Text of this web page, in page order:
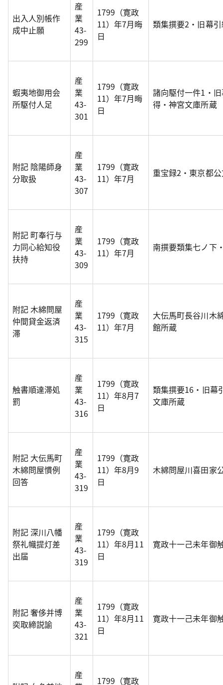
出入人別帳作
成中止願
産
業
43-
299
1799（寛政
11）年7月晦
日
類集撰要2・旧幕
蝦夷地御用会
所駆付人足
産
業
43-
301
1799（寛政
11）年7月晦
日
諸向駆付一件1・
得・神宮文庫所蔵
附記 陰陽師身
分取扱
産
業
43-
307
1799（寛政
11）年7月
重宝録2・東京都
附記 町奉行与
力同心給知役
扶持
産
業
43-
309
1799（寛政
11）年7月
南撰要類集七ノ下
附記 木綿問屋
仲間貸金返済
滞
産
業
43-
315
1799（寛政
11）年7月
大伝馬町長谷川木
館所蔵
触書順達滞処
罰
産
業
43-
316
1799（寛政
11）年8月7
日
類集撰要16・旧幕
文庫所蔵
附記 大伝馬町
木綿問屋慣例
回答
産
業
43-
319
1799（寛政
11）年8月9
日
木綿問屋川喜田家
附記 深川八幡
祭礼幟提灯差
出届
産
業
43-
319
1799（寛政
11）年8月11
日
寛政十一己未年御
附記 奢侈并博
奕取締説諭
産
業
43-
321
1799（寛政
11）年8月11
日
寛政十一己未年御
産
1799（寛政